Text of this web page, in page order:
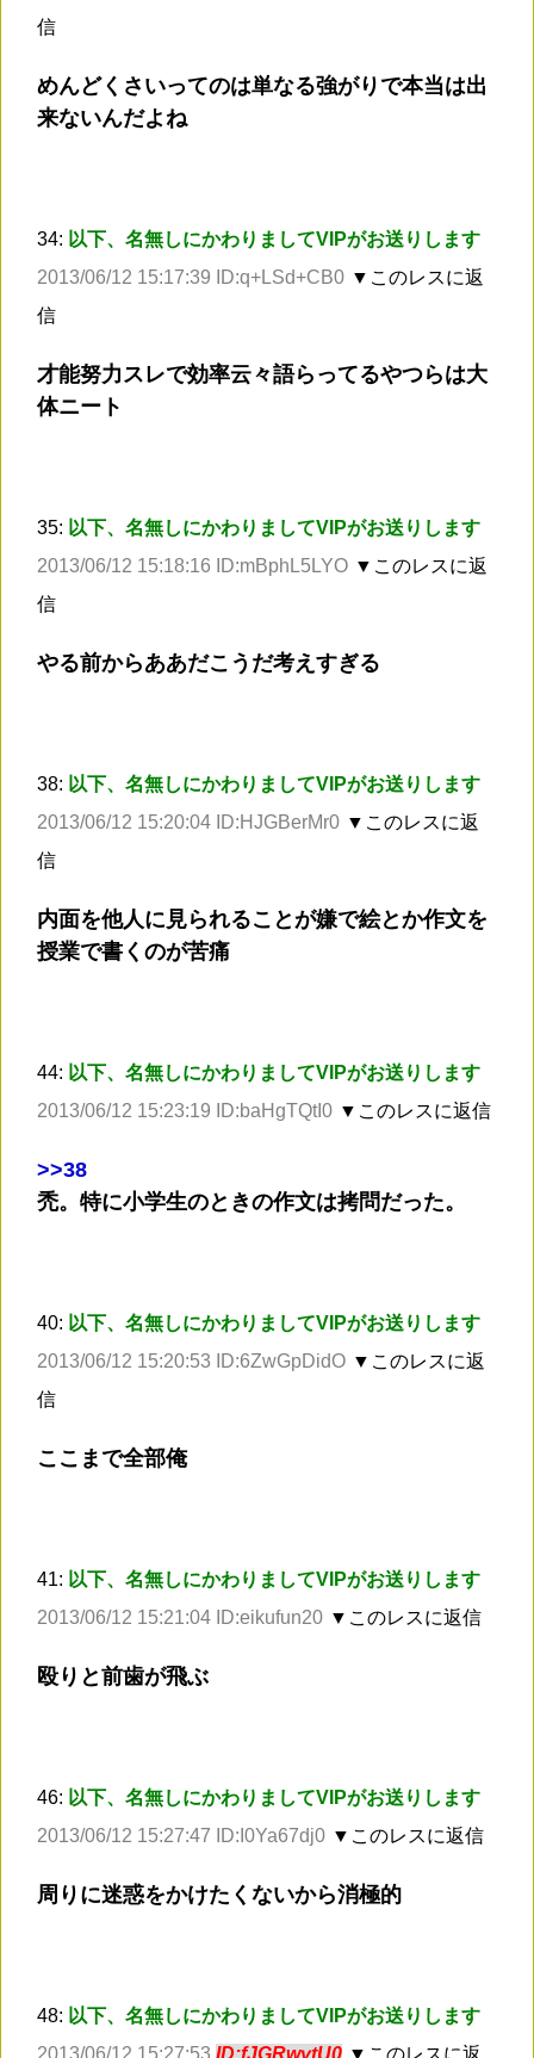
信
めんどくさいってのは単なる強がりで本当は出
来ないんだよね
34: 以下、名無しにかわりましてVIPがお送りします
2013/06/12 15:17:39 ID:q+LSd+CB0 ▼このレスに返
信
才能努力スレで効率云々語らってるやつらは大
体ニート
35: 以下、名無しにかわりましてVIPがお送りします
2013/06/12 15:18:16 ID:mBphL5LYO ▼このレスに返
信
やる前からああだこうだ考えすぎる
38: 以下、名無しにかわりましてVIPがお送りします
2013/06/12 15:20:04 ID:HJGBerMr0 ▼このレスに返
信
内面を他人に見られることが嫌で絵とか作文を
授業で書くのが苦痛
44: 以下、名無しにかわりましてVIPがお送りします
2013/06/12 15:23:19 ID:baHgTQtI0 ▼このレスに返信
>>38
禿。特に小学生のときの作文は拷問だった。
40: 以下、名無しにかわりましてVIPがお送りします
2013/06/12 15:20:53 ID:6ZwGpDidO ▼このレスに返
信
ここまで全部俺
41: 以下、名無しにかわりましてVIPがお送りします
2013/06/12 15:21:04 ID:eikufun20 ▼このレスに返信
殴りと前歯が飛ぶ
46: 以下、名無しにかわりましてVIPがお送りします
2013/06/12 15:27:47 ID:I0Ya67dj0 ▼このレスに返信
周りに迷惑をかけたくないから消極的
48: 以下、名無しにかわりましてVIPがお送りします
2013/06/12 15:27:53 ID:fJGRwytU0 ▼このレスに返